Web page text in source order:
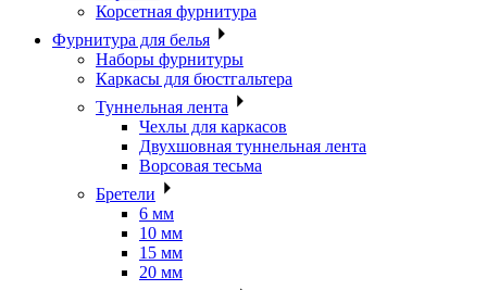
Корсетная фурнитура
Фурнитура для белья
Наборы фурнитуры
Каркасы для бюстгальтера
Туннельная лента
Чехлы для каркасов
Двухшовная туннельная лента
Ворсовая тесьма
Бретели
6 мм
10 мм
15 мм
20 мм